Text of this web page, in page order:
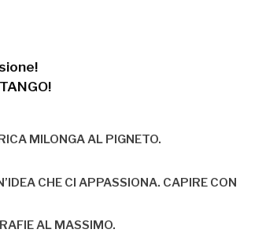
MILONGA AL PIGNETO.
CHE CI APPASSIONA. CAPIRE CON
AL MASSIMO.